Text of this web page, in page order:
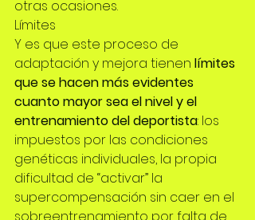
otras ocasiones.
Límites
Y es que este proceso de
adaptación y mejora tienen límites
que se hacen más evidentes
cuanto mayor sea el nivel y el
entrenamiento del deportista: los
impuestos por las condiciones
genéticas individuales, la propia
dificultad de “activar” la
supercompensación sin caer en el